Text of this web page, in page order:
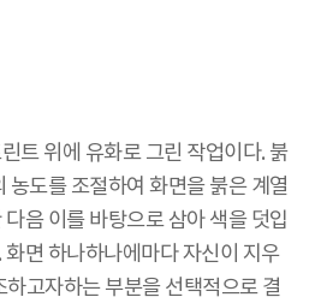
트 위에 유화로 그린 작업이다. 붉
농도를 조절하여 화면을 붉은 계열
음 이를 바탕으로 삼아 색을 덧입
면 하나하나에마다 자신이 지우
고자하는 부분을 선택적으로 결